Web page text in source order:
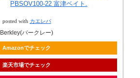
PBSOV100-22 富津ベイト.
posted with カエレバ
Berkley(バークレー)
Amazonでチェック
楽天市場でチェック